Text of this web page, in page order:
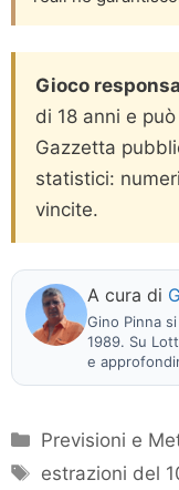
Gioco
di 18 anni e
Gazzetta
statistici:
vincite.
A cura di
Gino Pinna
1989. Su
e
Categorie
Previsioni e
Tag
estrazioni del